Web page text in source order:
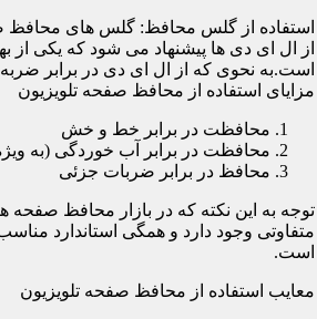
استفاده از گلس محافظ: گلس های محافظ
از ال ای دی ها پیشنهاد می شود که یکی از
است.به نحوی که از ال ای دی در برابر
مزایای استفاده از محافظ صفحه تلویزیون
محافظت در برابر خط و خش
محافظت در برابر آب خوردگی (به
محافظ در برابر ضربات جزئی
توجه به این نکته که در بازار محافظ صفحه
متفاوتی وجود دارد و همگی استاندارد
است.
معایب استفاده از محافظ صفحه تلویزیون